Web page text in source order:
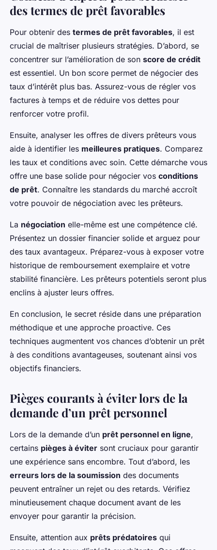
des termes de prêt favorables
Pour obtenir des termes de prêt favorables, il est
crucial de maîtriser plusieurs stratégies. D’abord, se
concentrer sur l’amélioration de son score de crédit
est essentiel. Un bon score permet de négocier des
taux d’intérêt plus bas. Assurez-vous de régler vos
factures à temps et de réduire vos dettes pour
renforcer votre profil.
Ensuite, analyser les offres de divers prêteurs vous
aide à identifier les meilleures pratiques. Comparez
les taux et conditions avec soin. Cette démarche vous
offre une base solide pour négocier vos conditions
de prêt. Connaître les standards du marché accroît
votre pouvoir de négociation avec les prêteurs.
La négociation elle-même est une compétence clé.
Présentez un dossier financier solide et arguez pour
des taux avantageux. Préparez-vous à exposer votre
historique de remboursement exemplaire et votre
stabilité financière. Les prêteurs potentiels seront plus
enclins à ajuster leurs offres.
En conclusion, le secret réside dans une préparation
méthodique et une approche proactive. Ces
techniques augmentent vos chances d’obtenir un prêt
à des conditions avantageuses, soutenant ainsi vos
objectifs financiers.
Pièges courants à éviter lors de la
demande d’un prêt personnel
Lors de la demande d’un prêt personnel en ligne,
certains pièges à éviter sont cruciaux pour garantir
une expérience sans encombre. Tout d’abord, les
erreurs lors de la soumission des documents
peuvent entraîner un rejet ou des retards. Vérifiez
minutieusement chaque document avant de les
envoyer pour garantir la précision.
Ensuite, attention aux prêts prédatoires qui